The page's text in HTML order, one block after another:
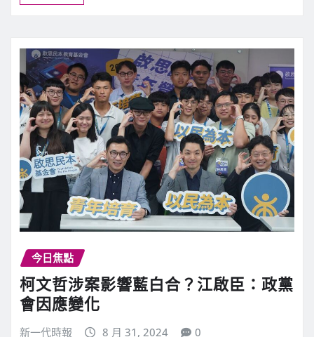
今日焦點
柯文哲涉案影響藍白合？江啟臣：政黨
會因應變化
新一代時報 8 月 31, 2024 0